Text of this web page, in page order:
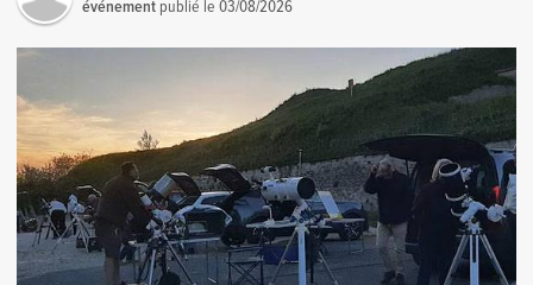
événement publié le03/08/2026